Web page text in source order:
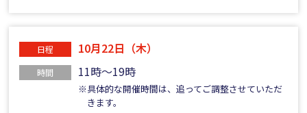
日程 10月22日（木）
時間 11時～19時
※具体的な開催時間は、追ってご調整させていただ
きます。